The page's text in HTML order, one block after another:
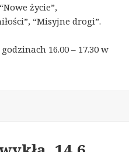
życie”,
“Misyjne drogi”.
16.00 – 17.30 w